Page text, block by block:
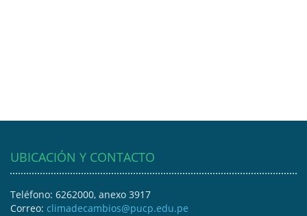
UBICACIÓN Y CONTACTO
Teléfono: 6262000, anexo 3917
Correo: climadecambios@pucp.edu.pe